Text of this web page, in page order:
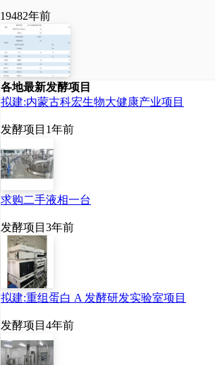
19482年前
各地最新发酵项目
拟建:内蒙古科宏生物大健康产业项目
发酵项目 1年前
求购二手液相一台
发酵项目 3年前
拟建:重组蛋白 A 发酵研发实验室项目
发酵项目 4年前